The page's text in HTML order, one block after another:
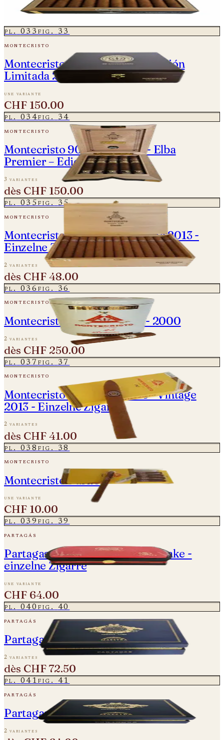
2 variantes
pl. 033fig. 33
montecristo
Montecristo 80 Aniversario Edición
Limitada 2016 - Einzelne Zigarre
une variante
CHF 150.00
pl. 034fig. 34
montecristo
Montecristo 90 Aniversario - Elba
Premier – Edición Limitada
3 variantes
dès CHF 150.00
pl. 035fig. 35
montecristo
Montecristo Edmundo - Vintage 2013 -
Einzelne Zigarre
2 variantes
dès CHF 48.00
pl. 036fig. 36
montecristo
Montecristo Millennium Jar - 2000
2 variantes
dès CHF 250.00
pl. 037fig. 37
montecristo
Montecristo No. 2 Piramides - Vintage
2013 - Einzelne Zigarre
2 variantes
dès CHF 41.00
pl. 038fig. 38
montecristo
Montecristo Puritos
une variante
CHF 10.00
pl. 039fig. 39
partagás
Partagas Cedros - Year of the Snake -
einzelne Zigarre
une variante
CHF 64.00
pl. 040fig. 40
partagás
Partagas Linea Maestra - Maestro
2 variantes
dès CHF 72.50
pl. 041fig. 41
partagás
Partagas Linea Maestra - Origen
2 variantes